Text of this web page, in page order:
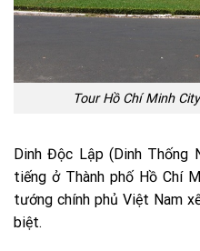
Tour Hồ Chí Minh
Dinh Độc Lập (Dinh Thống
tiếng ở Thành phố Hồ Chí
tướng chính phủ Việt Nam
biệt.